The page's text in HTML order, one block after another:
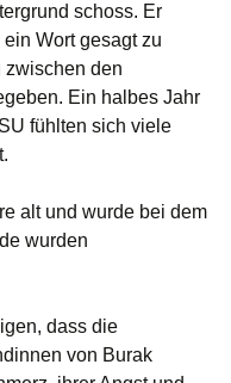
schoss. Er
Wort gesagt zu
zwischen den
Ein halbes Jahr
fühlten sich viele
alt und wurde bei dem
wurden
dass die
von Burak